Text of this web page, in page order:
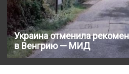
Украина отменила
в Венгрию — МИД